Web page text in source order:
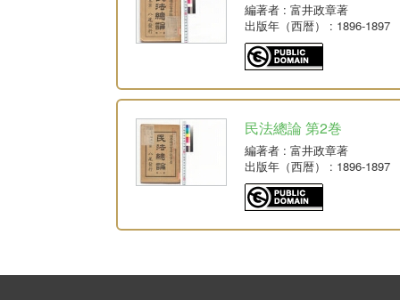
編著者 : 富井政章著
出版年（西暦）
: 1896-1897
民法總論 第2巻
編著者 : 富井政章著
出版年（西暦）
: 1896-1897